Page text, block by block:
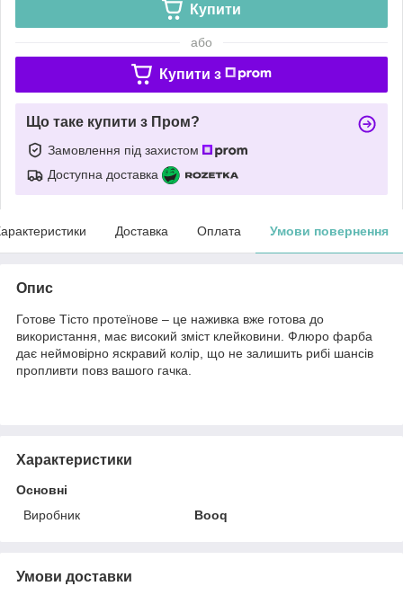
Купити
або
Купити з
Що таке купити з Пром?
Замовлення під захистом
Доступна доставка
Доставка Оплата Умови повернення
Опис
Готове Тісто протеїнове – це наживка вже готова до
використання, має високий зміст клейковини. Флюро фарба
дає неймовірно яскравий колір, що не залишить рибі шансів
пропливти повз вашого гачка.
Характеристики
Основні
Виробник
Booq
Умови доставки